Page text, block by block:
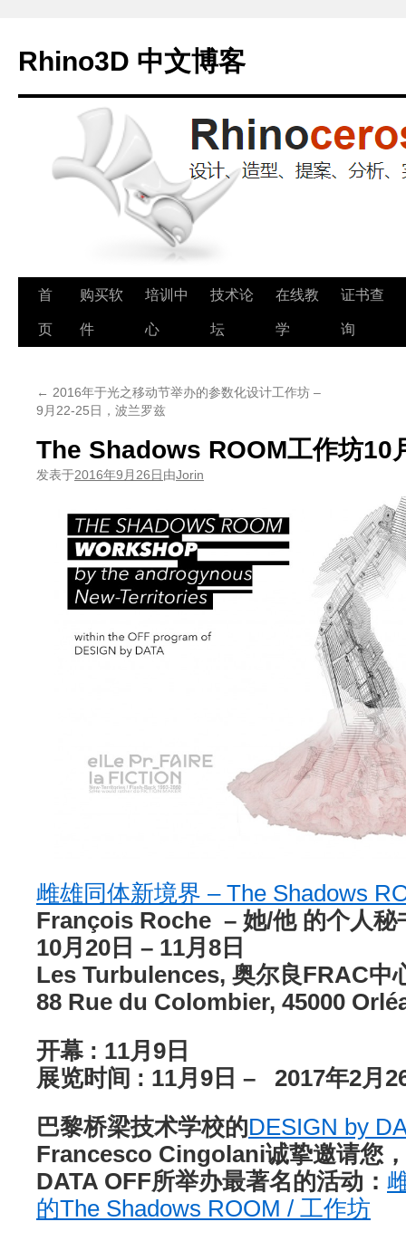
Rhino3D 中文博客
跳
至
首
页
购买软
件
培训中
心
技术论
坛
在线教
学
证书查
询
← 2016年于光之移动节举办的参数化设计工作坊 –
9月22-25日，波兰罗兹
The Shadows ROOM工作坊10
发表于2016年9月26日由Jorin
雌雄同体新境界 – The Shadows
François Roche – 她/他 的个人秘
10月20日 – 11月8日
Les Turbulences, 奥尔良FRAC中
88 Rue du Colombier, 45000
开幕 : 11月9日
展览时间 : 11月9日 – 2017年2月
巴黎桥梁技术学校的DESIGN by
Francesco Cingolani诚挚邀请您
DATA OFF所举办最著名的活动：
的The Shadows ROOM / 工作坊